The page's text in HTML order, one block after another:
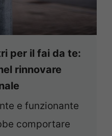
per il fai da te:
rinnovare
e funzionante
comportare